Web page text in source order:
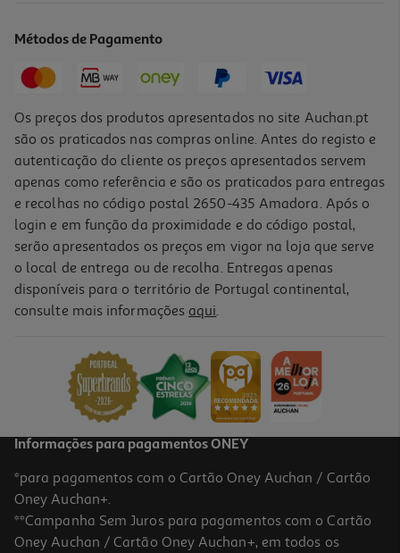
4.3
Disney Bitzee Modelos Sortidos
49,99 €
Métodos de Pagamento
Os preços dos produtos apresentados no site Auchan.pt
são os praticados nas compras online. Antes do registo e
autenticação do cliente os preços apresentados servem
apenas como referência e são os praticados para entregas
e recolhas no código postal 2650-435 Amadora. Após o
login e em função da proximidade e do código postal,
serão apresentados os preços em vigor na loja que serve
o local de entrega ou de recolha. Entregas apenas
disponíveis para o território de Portugal continental,
consulte mais informações aqui.
Informações para pagamentos ONEY
*para pagamentos com o Cartão Oney Auchan / Cartão
Oney Auchan+.
**Campanha Sem Juros para pagamentos com o Cartão
Oney Auchan / Cartão Oney Auchan+, em todos os